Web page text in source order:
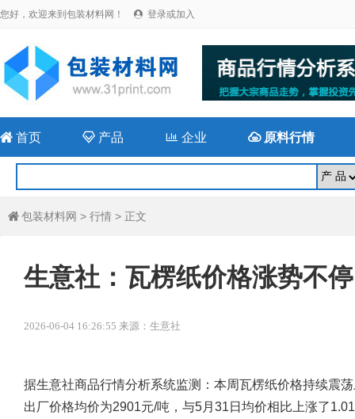
您好，欢迎来到包装材料网！  登录或加入
 首页  产品 企业 原料行情
 包装材料网 > 行情 > 正文
生意社：瓦楞纸价格涨势不
2026-06-04 16:26:55 来源：生意社
据生意社商品行情分析系统监测：本周瓦楞纸价格持续震
出厂价格均价为2901元/吨，与5月31日均价相比上涨了